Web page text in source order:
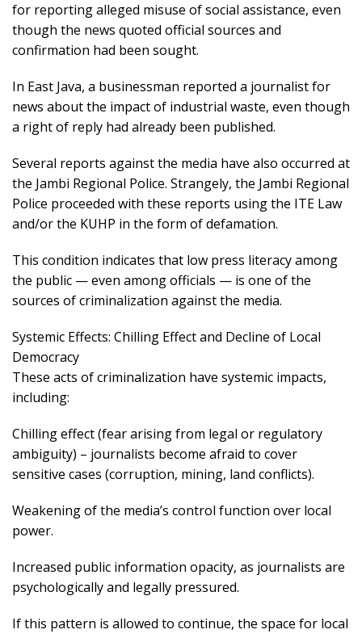
for reporting alleged misuse of social assistance, even
though the news quoted official sources and
confirmation had been sought.
In East Java, a businessman reported a journalist for
news about the impact of industrial waste, even though
a right of reply had already been published.
Several reports against the media have also occurred at
the Jambi Regional Police. Strangely, the Jambi Regional
Police proceeded with these reports using the ITE Law
and/or the KUHP in the form of defamation.
This condition indicates that low press literacy among
the public — even among officials — is one of the
sources of criminalization against the media.
Systemic Effects: Chilling Effect and Decline of Local
Democracy
These acts of criminalization have systemic impacts,
including:
Chilling effect (fear arising from legal or regulatory
ambiguity) – journalists become afraid to cover
sensitive cases (corruption, mining, land conflicts).
Weakening of the media’s control function over local
power.
Increased public information opacity, as journalists are
psychologically and legally pressured.
If this pattern is allowed to continue, the space for local